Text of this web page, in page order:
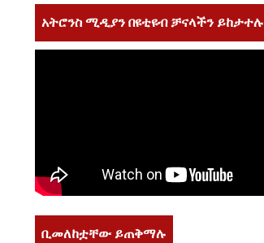
አትሮንስ ሚዲያን በዩቲዩብ ቻናላችን ይከታተሉ
ቢመለከቷቸው ይጠቅማሉ